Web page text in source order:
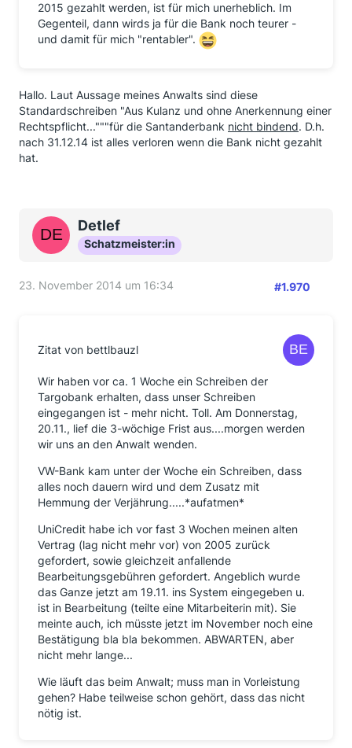
2015 gezahlt werden, ist für mich unerheblich. Im
Gegenteil, dann wirds ja für die Bank noch teurer -
und damit für mich "rentabler".
Hallo. Laut Aussage meines Anwalts sind diese
Standardschreiben "Aus Kulanz und ohne Anerkennung einer
Rechtspflicht..."""für die Santanderbank nicht bindend. D.h.
nach 31.12.14 ist alles verloren wenn die Bank nicht gezahlt
hat.
Detlef
Schatzmeister:in
23. November 2014 um 16:34 #1.970
Zitat von bettlbauzl
Wir haben vor ca. 1 Woche ein Schreiben der
Targobank erhalten, dass unser Schreiben
eingegangen ist - mehr nicht. Toll. Am Donnerstag,
20.11., lief die 3-wöchige Frist aus....morgen werden
wir uns an den Anwalt wenden.
VW-Bank kam unter der Woche ein Schreiben, dass
alles noch dauern wird und dem Zusatz mit
Hemmung der Verjährung.....*aufatmen*
UniCredit habe ich vor fast 3 Wochen meinen alten
Vertrag (lag nicht mehr vor) von 2005 zurück
gefordert, sowie gleichzeit anfallende
Bearbeitungsgebühren gefordert. Angeblich wurde
das Ganze jetzt am 19.11. ins System eingegeben u.
ist in Bearbeitung (teilte eine Mitarbeiterin mit). Sie
meinte auch, ich müsste jetzt im November noch eine
Bestätigung bla bla bekommen. ABWARTEN, aber
nicht mehr lange...
Wie läuft das beim Anwalt; muss man in Vorleistung
gehen? Habe teilweise schon gehört, dass das nicht
nötig ist.